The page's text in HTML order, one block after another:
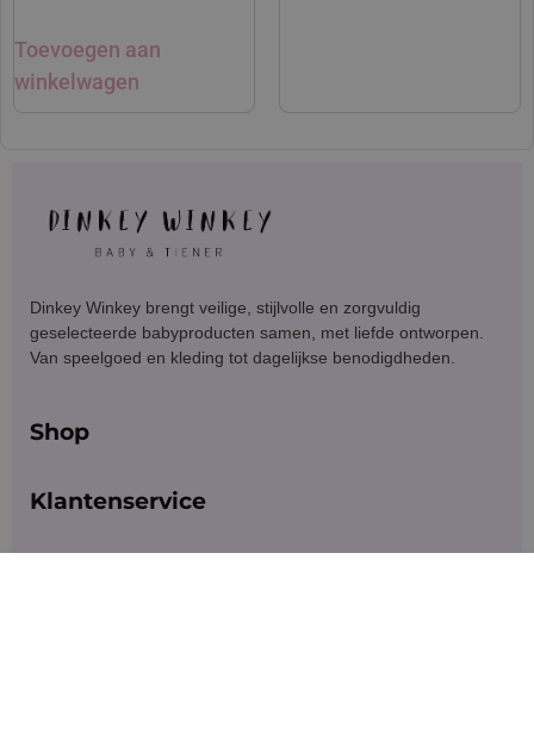
Toevoegen aan
winkelwagen
Dinkey Winkey brengt veilige, stijlvolle en zorgvuldig
geselecteerde babyproducten samen, met liefde ontworpen.
Van speelgoed en kleding tot dagelijkse benodigdheden.
Shop
Klantenservice